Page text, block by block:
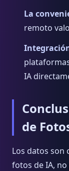
La
remoto
IA
de
Los datos son
fotos de IA,